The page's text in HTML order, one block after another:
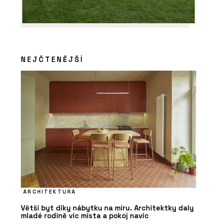
NEJČTENĚJŠÍ
ARCHITEKTURA
Větší byt díky nábytku na míru. Architektky daly
mladé rodině víc místa a pokoj navíc